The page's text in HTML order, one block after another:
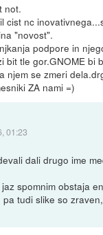
not.
cist nc
"novost".
podpore in
bit tle gor.GNOME bi
njem se zmeri
ZA nami =)
01:23
dali drugo ime
spomnim obstaja
tudi slike so